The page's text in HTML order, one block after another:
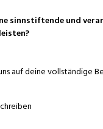
sinnstiftende und
auf deine vollständige